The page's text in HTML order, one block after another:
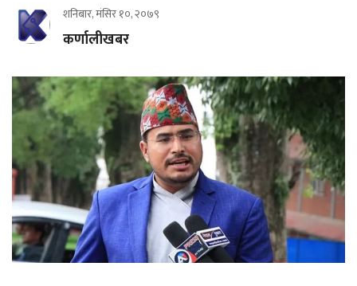
शनिबार, मंसिर १०, २०७९
कर्णालीखबर